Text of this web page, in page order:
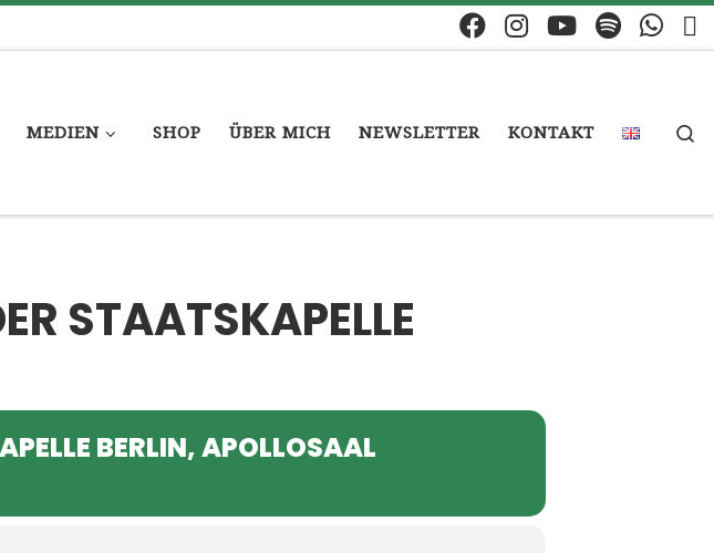
MEDIEN SHOP ÜBER MICH NEWSLETTER KONTAKT
STAATSKAPELLE
BERLIN, APOLLOSAAL